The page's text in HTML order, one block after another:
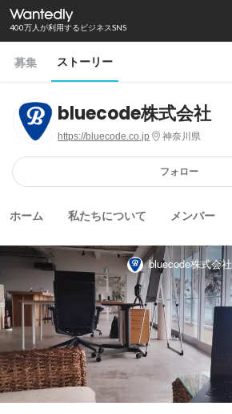
400万人が利用するビジネスSNS
募集 ストーリー
bluecode株式会社
https://bluecode.co.jp 神奈川県
フォロー
ホーム 私たちについて メンバー
bluecode株式会社